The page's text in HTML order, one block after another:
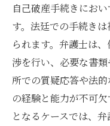
自己破産手続きにお
す。法廷での手続き
られます。弁護士は
渉を行い、必要な書
所での質疑応答や法
の経験と能力が不可
となるケースでは、